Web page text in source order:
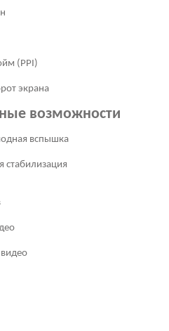
(PPI)
экрана
возможности
вспышка
стабилизация